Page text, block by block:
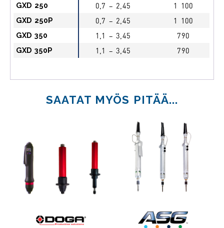
GXD 250 0,7 – 2,45 1 100
GXD 250P 0,7 – 2,45 1 100
GXD 350 1,1 – 3,45 790
GXD 350P 1,1 – 3,45 790
SAATAT MYÖS PITÄÄ...